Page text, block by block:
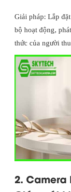
Giải pháp: Lắp
bộ hoạt động,
thức của người
2. Camera